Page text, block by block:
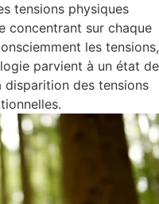
tensions physiques
concentrant sur chaque
les tensions,
parvient à un état de
des tensions